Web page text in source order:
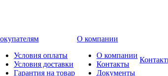
Условия оплаты
Условия доставки
Гарантия на товар
О компании
О компании
Контакты
Документы